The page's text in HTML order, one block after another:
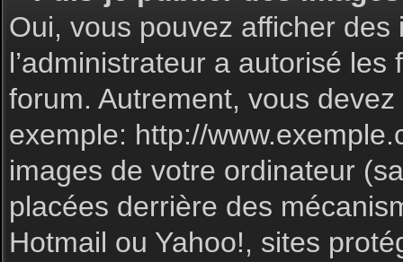
Oui, vous pouvez afficher
l’administrateur a autorisé
forum. Autrement, vous
exemple: http://
images de votre ordinateur
placées derrière des
Hotmail ou Yahoo!, sites